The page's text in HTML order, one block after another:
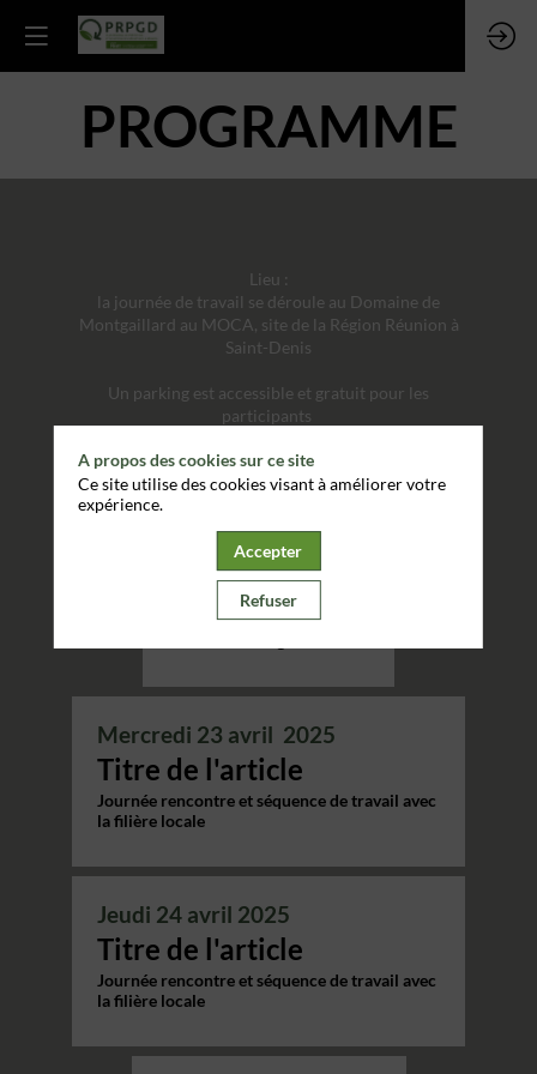
PROGRAMME
Lieu :
la journée de travail se déroule au Domaine de
Montgaillard au MOCA, site de la Région Réunion à
Saint-Denis
Un parking est accessible et gratuit pour les
participants
Nous vous invitons à co-voiturer.
Mardi 22 avril 2025
JOUR 1
Arrivée de la délégation
Mercredi 23 avril 2025
Titre de l'article
Journée rencontre et séquence de travail avec
la filière locale
Jeudi 24 avril 2025
Titre de l'article
Journée rencontre et séquence de travail avec
la filière locale
A propos des cookies sur ce site
Ce site utilise des cookies visant à améliorer votre
expérience.
Accepter
Refuser